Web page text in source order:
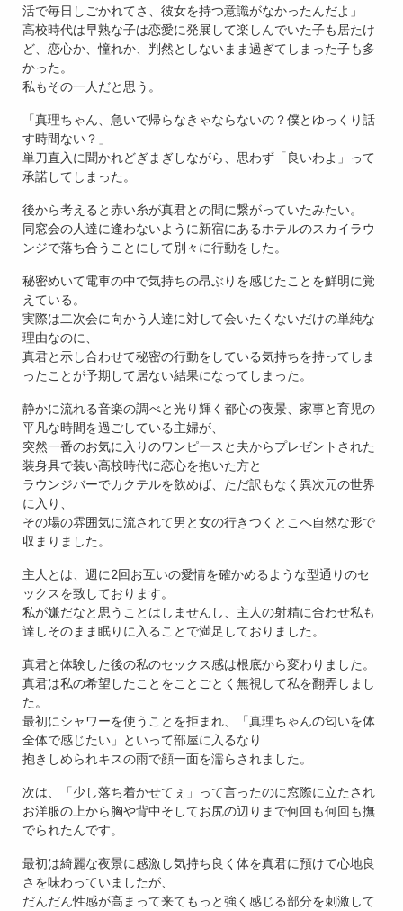
活で毎日しごかれてさ、彼女を持つ意識がなかったんだよ」
高校時代は早熟な子は恋愛に発展して楽しんでいた子も居たけ
ど、恋心か、憧れか、判然としないまま過ぎてしまった子も多
かった。
私もその一人だと思う。
「真理ちゃん、急いで帰らなきゃならないの？僕とゆっくり話
す時間ない？」
単刀直入に聞かれどぎまぎしながら、思わず「良いわよ」って
承諾してしまった。
後から考えると赤い糸が真君との間に繋がっていたみたい。
同窓会の人達に逢わないように新宿にあるホテルのスカイラウ
ンジで落ち合うことにして別々に行動をした。
秘密めいて電車の中で気持ちの昂ぶりを感じたことを鮮明に覚
えている。
実際は二次会に向かう人達に対して会いたくないだけの単純な
理由なのに、
真君と示し合わせて秘密の行動をしている気持ちを持ってしま
ったことが予期して居ない結果になってしまった。
静かに流れる音楽の調べと光り輝く都心の夜景、家事と育児の
平凡な時間を過ごしている主婦が、
突然一番のお気に入りのワンピースと夫からプレゼントされた
装身具で装い高校時代に恋心を抱いた方と
ラウンジバーでカクテルを飲めば、ただ訳もなく異次元の世界
に入り、
その場の雰囲気に流されて男と女の行きつくとこへ自然な形で
収まりました。
主人とは、週に2回お互いの愛情を確かめるような型通りのセ
ックスを致しております。
私が嫌だなと思うことはしませんし、主人の射精に合わせ私も
達しそのまま眠りに入ることで満足しておりました。
真君と体験した後の私のセックス感は根底から変わりました。
真君は私の希望したことをことごとく無視して私を翻弄しまし
た。
最初にシャワーを使うことを拒まれ、「真理ちゃんの匂いを体
全体で感じたい」といって部屋に入るなり
抱きしめられキスの雨で顔一面を濡らされました。
次は、「少し落ち着かせてぇ」って言ったのに窓際に立たされ
お洋服の上から胸や背中そしてお尻の辺りまで何回も何回も撫
でられたんです。
最初は綺麗な夜景に感激し気持ち良く体を真君に預けて心地良
さを味わっていましたが、
だんだん性感が高まって来てもっと強く感じる部分を刺激して